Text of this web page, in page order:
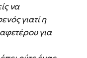
να
γιατί η
για